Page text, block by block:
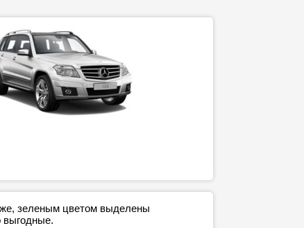
зеленым цветом выделены
выгодные.